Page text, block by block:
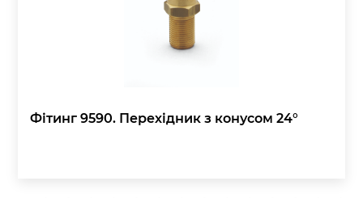
Фітинг 9590. Перехідник з конусом 24°